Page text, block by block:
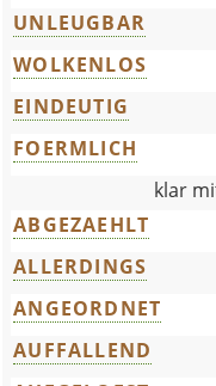
UNLEUGBAR
WOLKENLOS
EINDEUTIG
FOERMLICH
klar
ABGEZAEHLT
ALLERDINGS
ANGEORDNET
AUFFALLEND